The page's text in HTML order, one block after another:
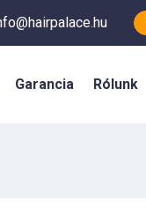
Garancia Rólunk